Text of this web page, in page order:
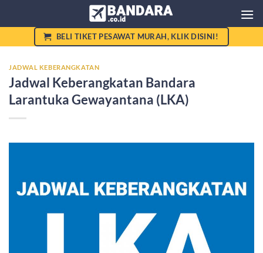
BELI TIKET PESAWAT MURAH, KLIK DISINI!
JADWAL KEBERANGKATAN
Jadwal Keberangkatan Bandara
Larantuka Gewayantana (LKA)